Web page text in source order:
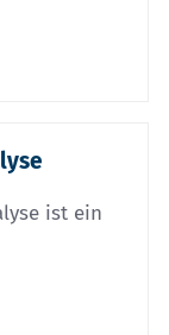
ist ein